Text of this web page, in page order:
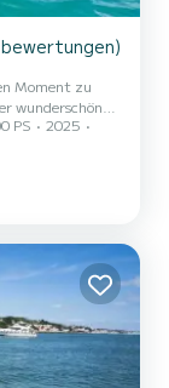
Moment zu
einzigartigen
Nacht am
Küste
d'Arcachon,
PS
2025